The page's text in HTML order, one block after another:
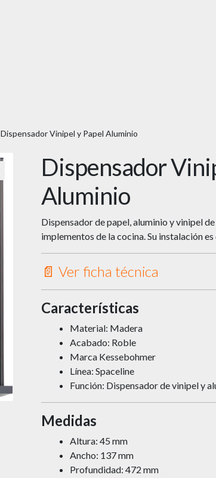
Dispensador Vinipel y Papel Aluminio
Dispensador
Aluminio
Dispensador de papel, aluminio y vinipel
implementos de la cocina. Su instalación
📄 Ver ficha técnica
Características
Material: Madera
Acabado: Roble
Marca Kessebohmer
Línea: Spaceline
Función: Dispensador de vinipel y
Medidas
Altura: 45 mm
Ancho: 137 mm
Profundidad: 472 mm